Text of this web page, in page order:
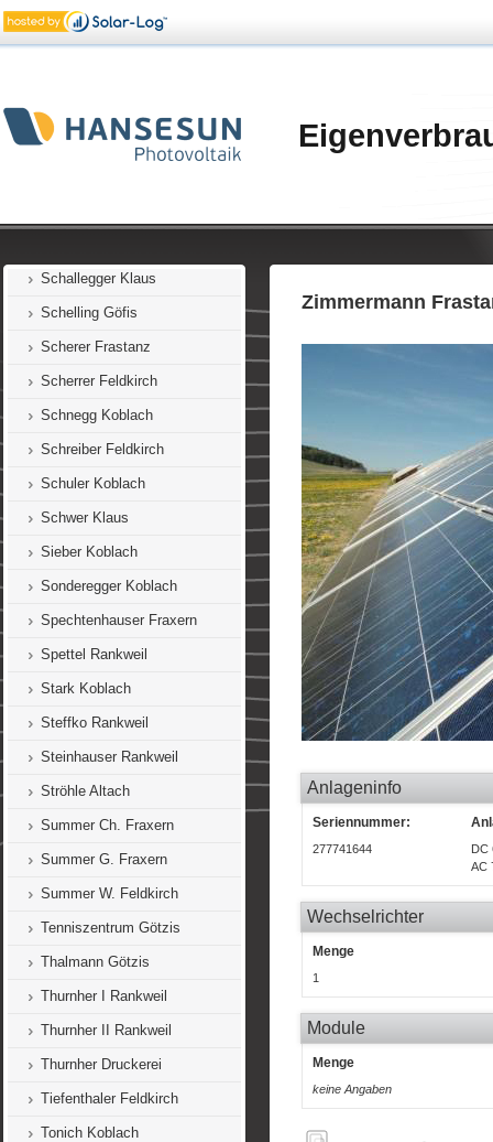
Salzgeber Feldkirch
Schallegger Klaus
Schelling Göfis
Scherer Frastanz
Scherrer Feldkirch
Schnegg Koblach
Schreiber Feldkirch
Schuler Koblach
Schwer Klaus
Sieber Koblach
Sonderegger Koblach
Spechtenhauser Fraxern
Spettel Rankweil
Stark Koblach
Steffko Rankweil
Steinhauser Rankweil
Ströhle Altach
Summer Ch. Fraxern
Summer G. Fraxern
Summer W. Feldkirch
Tenniszentrum Götzis
Thalmann Götzis
Thurnher I Rankweil
Thurnher II Rankweil
Thurnher Druckerei
Tiefenthaler Feldkirch
Tonich Koblach
Zimmermann
Anlageninfo
Seriennummer:
277741644
DC
AC
Wechselrichter
Menge
1
Module
Menge
keine Angaben